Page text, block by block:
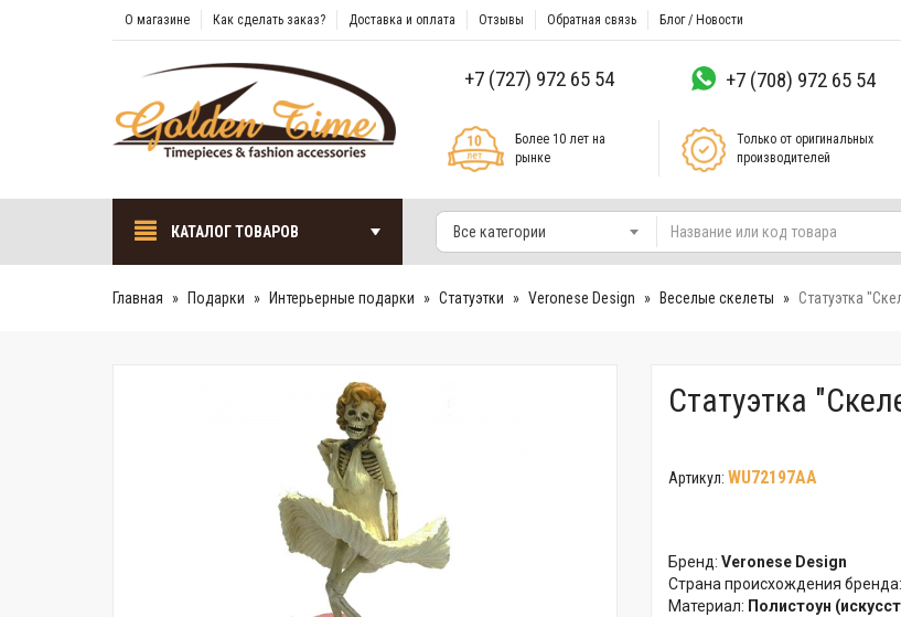
О магазине Как сделать заказ? Доставка и оплата Отзывы Обратная связь Блог / Новости
+7 (727) 972 65 54 +7 (708) 972 65 54
Более 10 лет на
рынке
Только от оригинальных
производителей
КАТАЛОГ ТОВАРОВ Все категории
Главная Подарки Интерьерные подарки Cтатуэтки Veronese Design Веселые скелеты Статуэтка
Статуэтка
Артикул: WU72197AA
Бренд: Veronese Design
Страна происхождения бренда:
Материал: Полистоун